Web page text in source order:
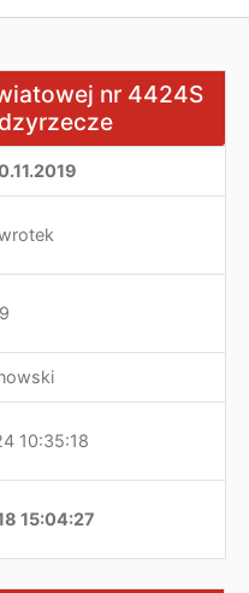
nr 4424S Rudzica -
nr 4424S
10:35:18
15:04:27